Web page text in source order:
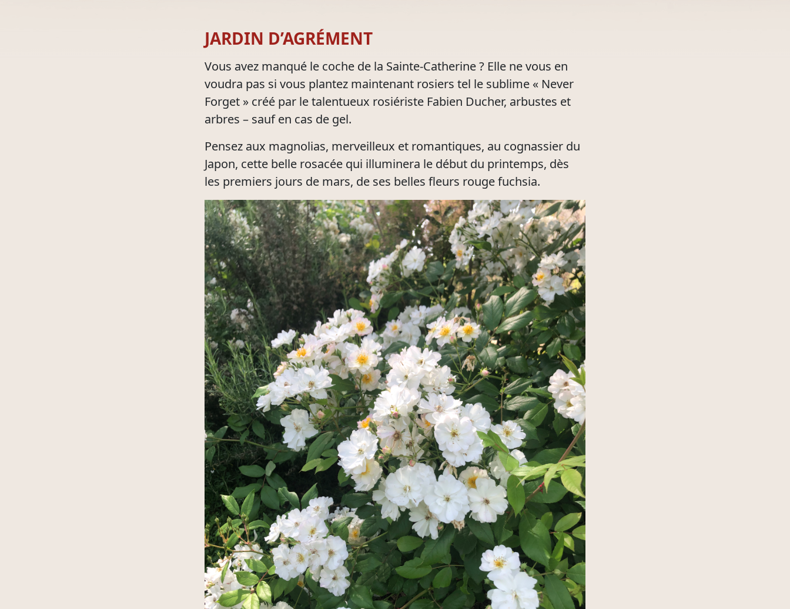
JARDIN D’AGRÉMENT
Vous avez manqué le coche de la Sainte-Catherine ? Elle ne vous en
voudra pas si vous plantez maintenant rosiers tel le sublime « Never
Forget » créé par le talentueux rosiériste Fabien Ducher, arbustes et
arbres – sauf en cas de gel.
Pensez aux magnolias, merveilleux et romantiques, au cognassier du
Japon, cette belle rosacée qui illuminera le début du printemps, dès
les premiers jours de mars, de ses belles fleurs rouge fuchsia.